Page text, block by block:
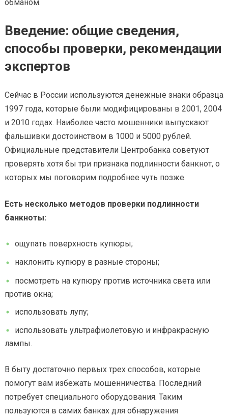
обманом.
Введение: общие сведения,
способы проверки, рекомендации
экспертов
Сейчас в России используются денежные знаки образца
1997 года, которые были модифицированы в 2001, 2004
и 2010 годах. Наиболее часто мошенники выпускают
фальшивки достоинством в 1000 и 5000 рублей.
Официальные представители Центробанка советуют
проверять хотя бы три признака подлинности банкнот, о
которых мы поговорим подробнее чуть позже.
Есть несколько методов проверки подлинности
банкноты:
ощупать поверхность купюры;
наклонить купюру в разные стороны;
посмотреть на купюру против источника света или
против окна;
использовать лупу;
использовать ультрафиолетовую и инфракрасную
лампы.
В быту достаточно первых трех способов, которые
помогут вам избежать мошенничества. Последний
потребует специального оборудования. Таким
пользуются в самих банках для обнаружения